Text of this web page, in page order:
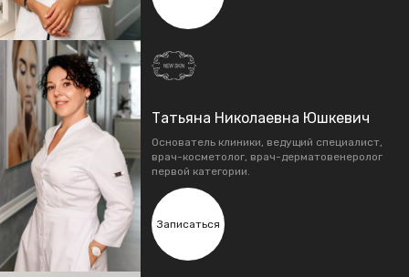
Татьяна Николаевна Юшкевич
Основатель клиники, ведущий специалист,
врач-косметолог, врач-дерматовенеролог
первой категории.
Записаться